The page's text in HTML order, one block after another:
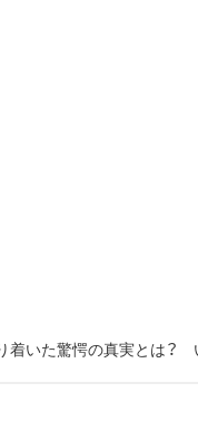
いた驚愕の真実とは？